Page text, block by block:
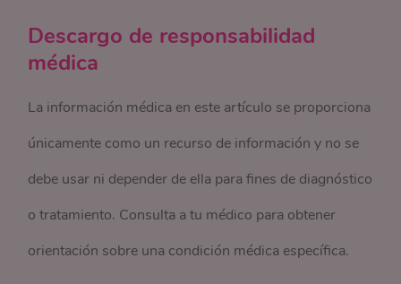
Descargo de responsabilidad
médica
La información médica en este artículo se proporciona
únicamente como un recurso de información y no se
debe usar ni depender de ella para fines de diagnóstico
o tratamiento. Consulta a tu médico para obtener
orientación sobre una condición médica específica.